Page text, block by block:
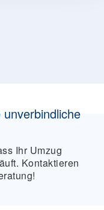
Ihr Umzug
Kontaktieren